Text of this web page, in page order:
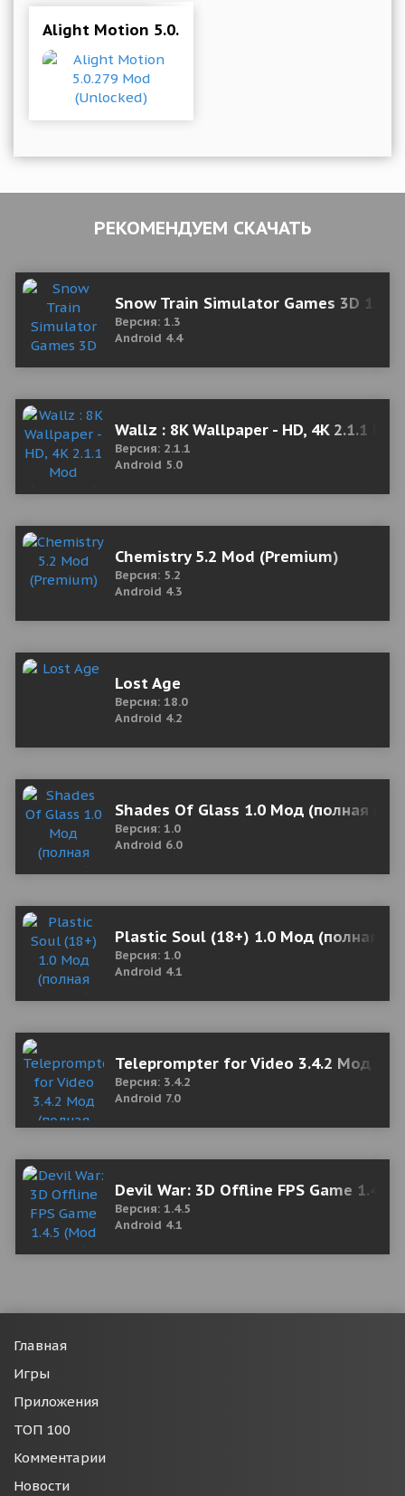
Alight Motion 5.0.279 Mod (Unlocked)
РЕКОМЕНДУЕМ СКАЧАТЬ
Snow Train Simulator Games 3D 1.3
Версия: 1.3
Android 4.4
Wallz : 8K Wallpaper - HD, 4K 2.1.1
Версия: 2.1.1
Android 5.0
Chemistry 5.2 Mod (Premium)
Версия: 5.2
Android 4.3
Lost Age
Версия: 18.0
Android 4.2
Shades Of Glass 1.0 Мод (полная
Версия: 1.0
Android 6.0
Plastic Soul (18+) 1.0 Мод (полная
Версия: 1.0
Android 4.1
Teleprompter for Video 3.4.2 Мод
Версия: 3.4.2
Android 7.0
Devil War: 3D Offline FPS Game 1.4.5
Версия: 1.4.5
Android 4.1
Главная
Игры
Приложения
ТОП 100
Комментарии
Новости